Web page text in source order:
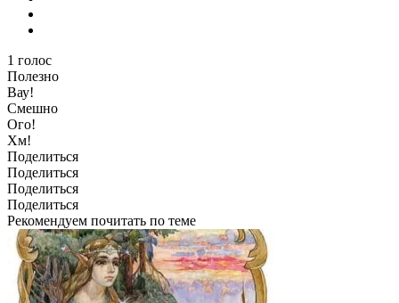
1 голос
Полезно
Вау!
Смешно
Ого!
Хм!
Поделиться
Поделиться
Поделиться
Поделиться
Рекомендуем почитать по теме